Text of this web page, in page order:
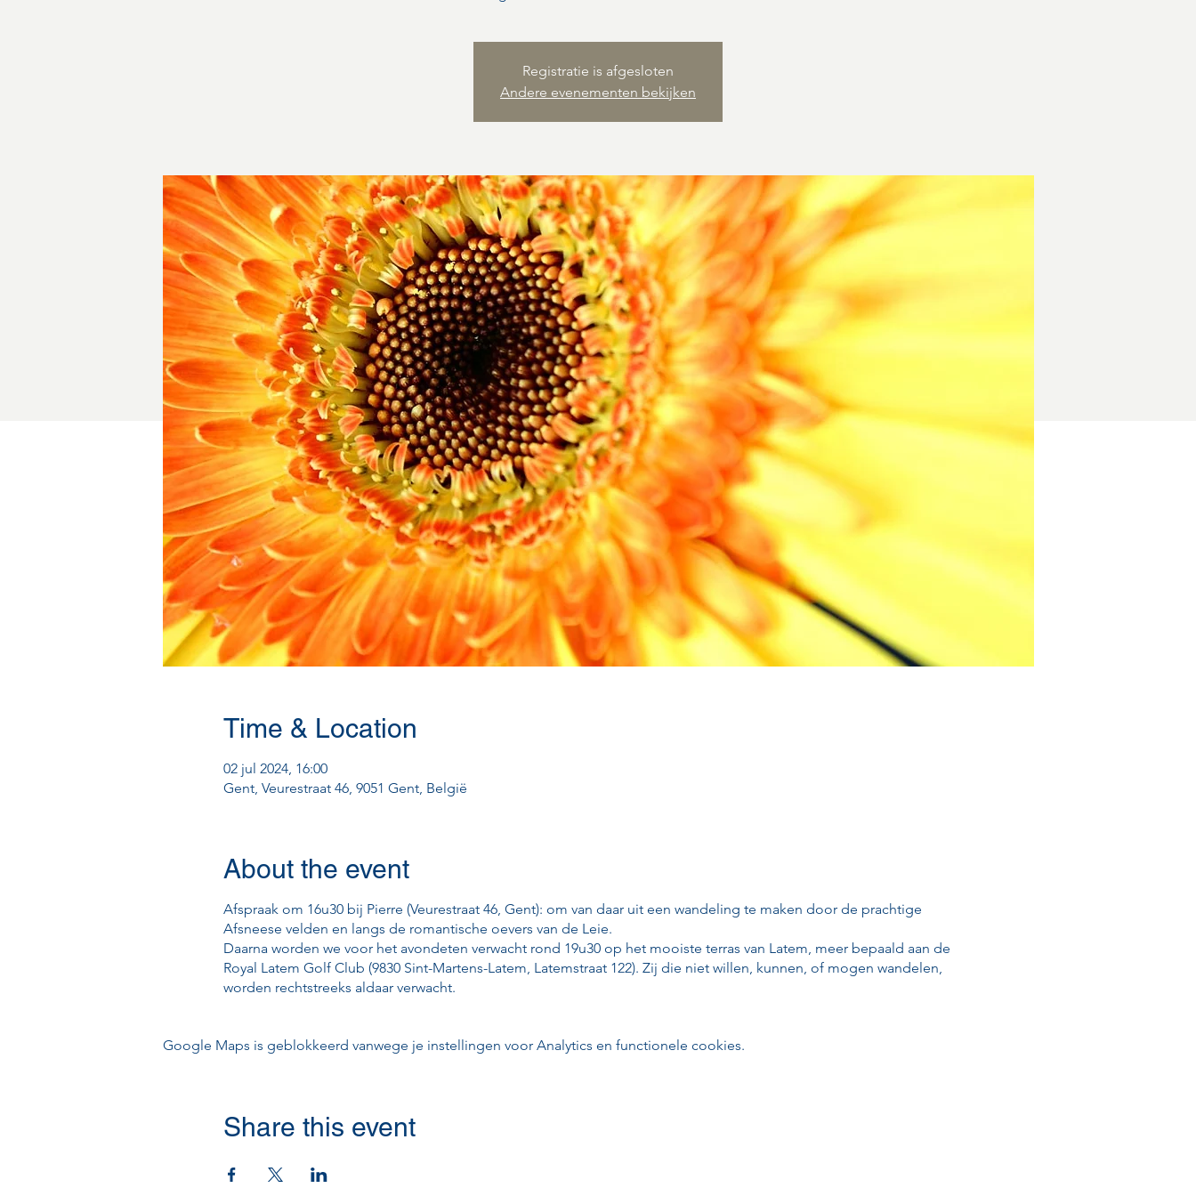
Registratie is afgesloten
Andere evenementen bekijken
Time & Location
02 jul 2024, 16:00
Gent, Veurestraat 46, 9051 Gent, België
About the event
Afspraak om 16u30 bij Pierre (Veurestraat 46, Gent): om van daar uit een wandeling te maken door de prachtige
Afsneese velden en langs de romantische oevers van de Leie.
Daarna worden we voor het avondeten verwacht rond 19u30 op het mooiste terras van Latem, meer bepaald aan de
Royal Latem Golf Club (9830 Sint-Martens-Latem, Latemstraat 122). Zij die niet willen, kunnen, of mogen wandelen,
worden rechtstreeks aldaar verwacht.
Google Maps is geblokkeerd vanwege je instellingen voor Analytics en functionele cookies.
Share this event